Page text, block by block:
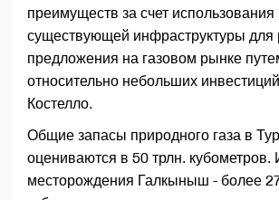
преимуществ за счет использования
существующей инфраструктуры для
предложения на газовом рынке
относительно небольших
Костелло.
Общие запасы природного газа в
оцениваются в 50 трлн. кубометров.
месторождения Галкыныш - более